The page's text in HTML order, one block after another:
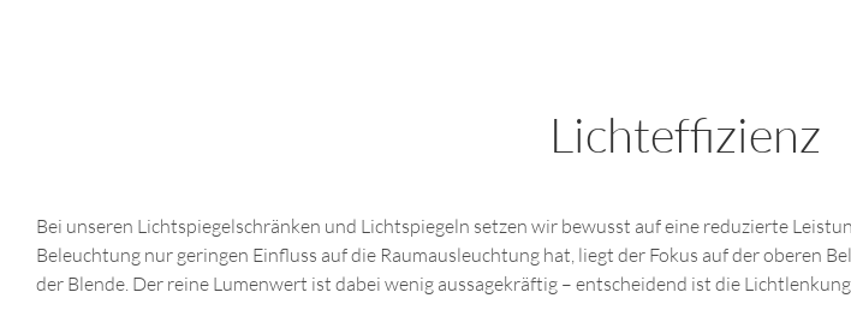
Lichteffizienz
Bei unseren Lichtspiegelschränken und Lichtspiegeln setzen wir bewusst auf eine reduzierte
Beleuchtung nur geringen Einfluss auf die Raumausleuchtung hat, liegt der Fokus auf der oberen
der Blende. Der reine Lumenwert ist dabei wenig aussagekräftig – entscheidend ist die Lichtlenkung.